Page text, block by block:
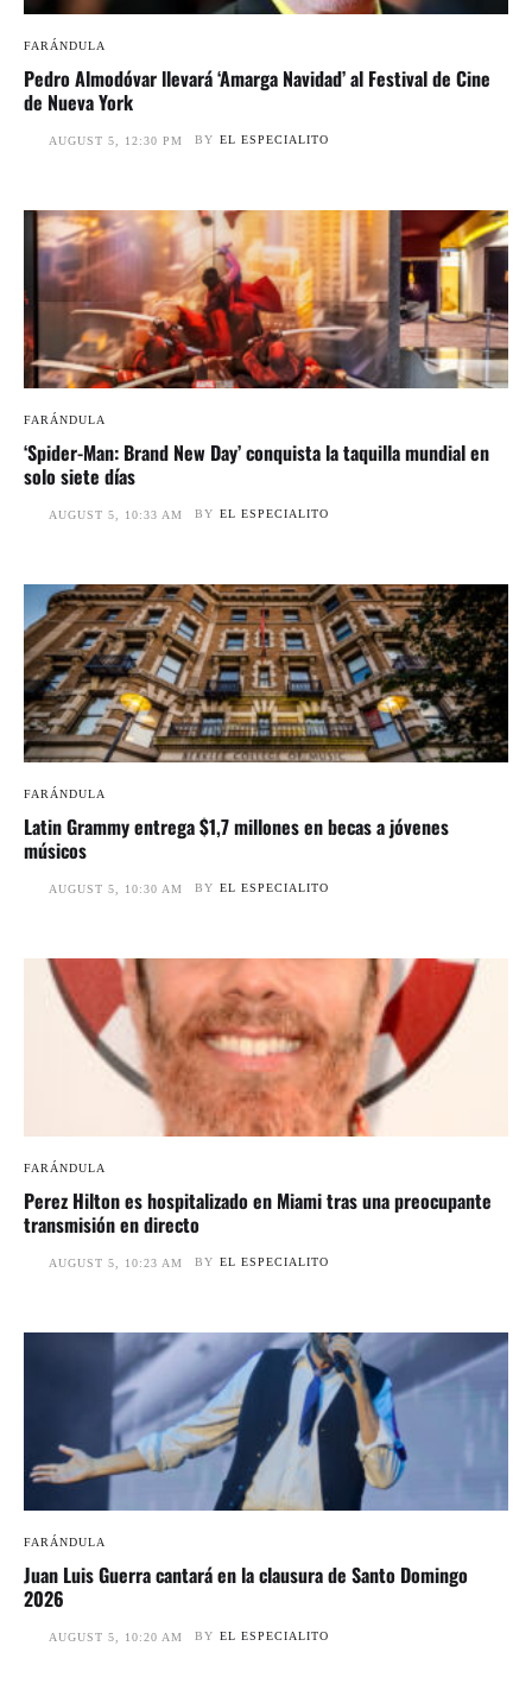
FARÁNDULA
Pedro Almodóvar llevará ‘Amarga Navidad’ al Festival de Cine
de Nueva York
AUGUST 5, 12:30 PM BY EL ESPECIALITO
FARÁNDULA
‘Spider-Man: Brand New Day’ conquista la taquilla mundial en
solo siete días
AUGUST 5, 10:33 AM BY EL ESPECIALITO
FARÁNDULA
Latin Grammy entrega $1,7 millones en becas a jóvenes
músicos
AUGUST 5, 10:30 AM BY EL ESPECIALITO
FARÁNDULA
Perez Hilton es hospitalizado en Miami tras una preocupante
transmisión en directo
AUGUST 5, 10:23 AM BY EL ESPECIALITO
FARÁNDULA
Juan Luis Guerra cantará en la clausura de Santo Domingo
2026
AUGUST 5, 10:20 AM BY EL ESPECIALITO